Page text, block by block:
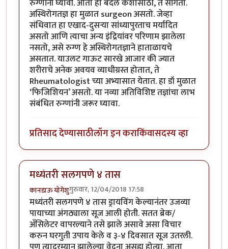
रुग्णांनी घ्यावी. आता हा बदल कशासाठी, ते सांगतो.
अस्थिरोगतज्ञ हा मुळात surgeon असतो. जेव्हा
संधिवात हा एखाद-दुसऱ्या सांध्यापुरताच मर्यादित
असतो आणि त्याचा अन्य इंद्रियांवर परिणाम झालेला
नसतो, असे रुग्ण हे अस्थिरोगतज्ञाने हाताळायचे
असतात. याउलट गाऊट सारखे आजार की ज्यात
शरीराचे अनेक अवयव व्याधीग्रस्त होतात, ते
Rheumatologist च्या अभ्यासात येतात. हा डॉ मुळात
‘फिजिशियन’ असतो. या नव्या अतिविशिष्ट तज्ञांचा लाभ
संबंधित रुग्णांनी जरूर घ्यावा.
प्रतिसाद देण्यासाठीलॉग इन कराकिंवासदस्य व्हा
मध्यंतरी सलगपणे ४ तास
कानडाऊ योगेशुगुरुवार, 12/04/2018 17:58
मध्यंतरी सलगपणे ४ तास ड्रायविंग केल्यानंतर उजव्या
पायाच्या अंगठ्याला सूज आली होती. सतत ब्रेक/
अ‍ॅसिलेटर वापरल्याने तसे झाले असावे असा विचार
करुन घरगुती उपाय केले व ३-४ दिवसात सूज उतरली.